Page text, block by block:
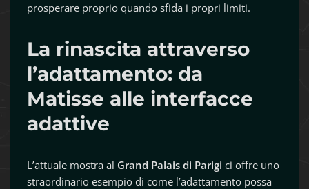
prosperare proprio quando sfida i propri limiti.
La rinascita attraverso
l’adattamento: da
Matisse alle interfacce
adattive
L’attuale mostra al Grand Palais di Parigi ci offre uno
straordinario esempio di come l’adattamento possa